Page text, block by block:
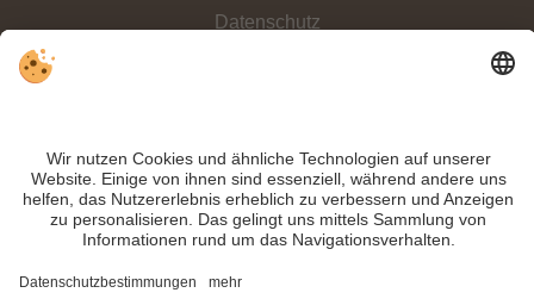
Datenschutz
INFO:Das Skigebiet Haunold und Rotwand sind die familienfreundlichsten
Pisten im Verbund 3 Zinnen Dolomiten. Dazu gesellen sich aber noch einige